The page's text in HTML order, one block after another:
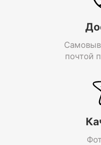
почтой